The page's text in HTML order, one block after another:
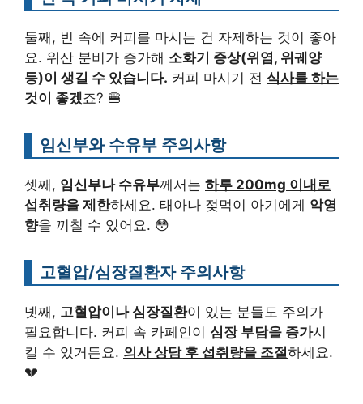
둘째, 빈 속에 커피를 마시는 건 자제하는 것이 좋아
요. 위산 분비가 증가해 소화기 증상(위염, 위궤양
등)이 생길 수 있습니다. 커피 마시기 전 식사를 하는
것이 좋겠죠? 🍔
임신부와 수유부 주의사항
셋째, 임신부나 수유부께서는 하루 200mg 이내로
섭취량을 제한하세요. 태아나 젖먹이 아기에게 악영
향을 끼칠 수 있어요. 😳
고혈압/심장질환자 주의사항
넷째, 고혈압이나 심장질환이 있는 분들도 주의가
필요합니다. 커피 속 카페인이 심장 부담을 증가시
킬 수 있거든요. 의사 상담 후 섭취량을 조절하세요.
💔